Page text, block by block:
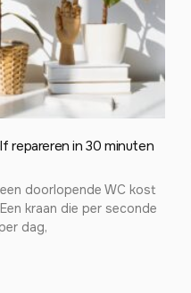
repareren in 30 minuten
doorlopende WC kost
kraan die per seconde
dag,